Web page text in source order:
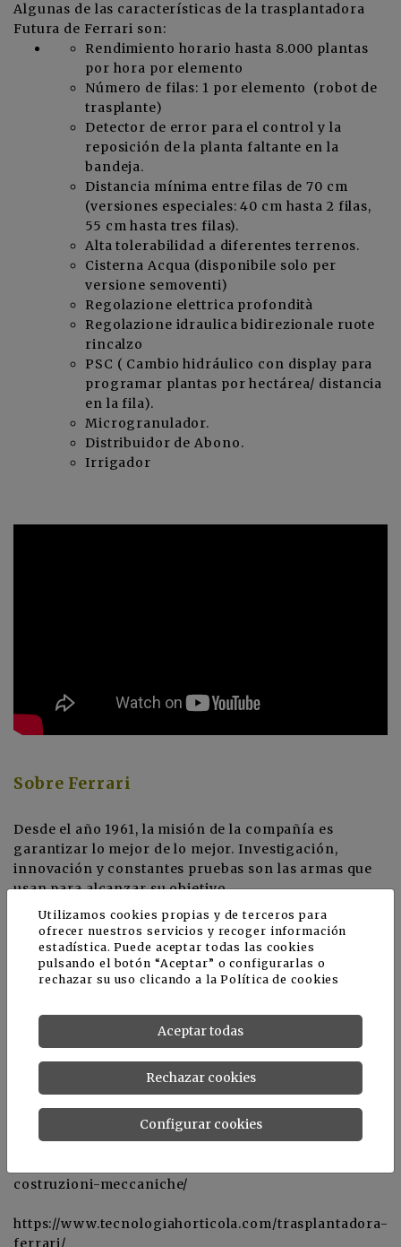
Algunas de las características de la trasplantadora
Futura de Ferrari son:
Rendimiento horario hasta 8.000 plantas
por hora por elemento
Número de filas: 1 por elemento (robot de
trasplante)
Detector de error para el control y la
reposición de la planta faltante en la
bandeja.
Distancia mínima entre filas de 70 cm
(versiones especiales: 40 cm hasta 2 filas,
55 cm hasta tres filas).
Alta tolerabilidad a diferentes terrenos.
Cisterna Acqua (disponibile solo per
versione semoventi)
Regolazione elettrica profondità
Regolazione idraulica bidirezionale ruote
rincalzo
PSC ( Cambio hidráulico con display para
programar plantas por hectárea/ distancia
en la fila).
Microgranulador.
Distribuidor de Abono.
Irrigador
Sobre Ferrari
Desde el año 1961, la misión de la compañía es
garantizar lo mejor de lo mejor. Investigación,
innovación y constantes pruebas son las armas que
usan para alcanzar su objetivo.
Simplemente “perfecciòn”. Solo una palabra para
describir cómo Ferrari quiere que sean sus máquinas.
Una combinación de buena calidad, confiabilidad y
velocidad hace sus máquinas cercanas a la
Pasión, entusiasmo y empeño. Estos son los valores
que le dan las mayores satisfacciones en lo que
Información relacionada
costruzioni-meccaniche/
https://www.tecnologiahorticola.com/trasplantadora-
ferrari/
Utilizamos cookies propias y de terceros para
ofrecer nuestros servicios y recoger información
estadística. Puede aceptar todas las cookies
pulsando el botón “Aceptar” o configurarlas o
rechazar su uso clicando a laPolítica de cookies
Aceptar todas
Rechazar cookies
Configurar cookies